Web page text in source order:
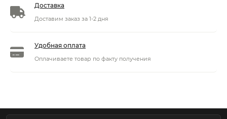
Доставка
Доставим заказ за 1-2 дня
Удобная оплата
Оплачиваете товар по факту получения